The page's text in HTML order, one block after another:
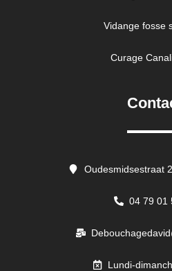
Vidange fosse
Curage
Oudesmidsestraat
04 79 01
Lundi-